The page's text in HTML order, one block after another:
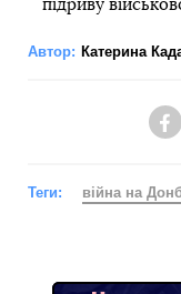
підриву
Автор: Катерина
Теги: війна на